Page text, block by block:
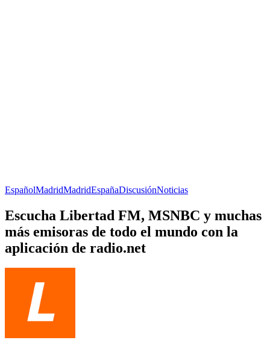
EspañolMadridMadridEspañaDiscusiónNoticias
Escucha Libertad FM, MSNBC y muchas
más emisoras de todo el mundo con la
aplicación de radio.net